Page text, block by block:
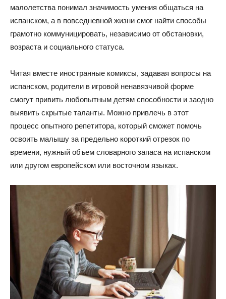
малолетства понимал значимость умения общаться на
испанском, а в повседневной жизни смог найти способы
грамотно коммуницировать, независимо от обстановки,
возраста и социального статуса.
Читая вместе иностранные комиксы, задавая вопросы на
испанском, родители в игровой ненавязчивой форме
смогут привить любопытным детям способности и заодно
выявить скрытые таланты. Можно привлечь в этот
процесс опытного репетитора, который сможет помочь
освоить малышу за предельно короткий отрезок по
времени, нужный объем словарного запаса на испанском
или другом европейском или восточном языках.